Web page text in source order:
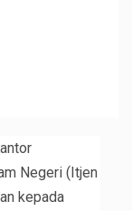
Negeri (Itjen
kepada